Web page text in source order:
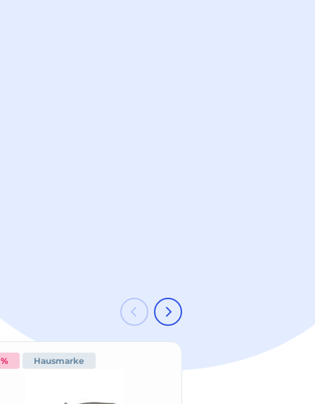
Hausmarke Hausmarke